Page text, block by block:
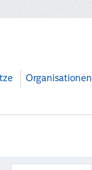
Organisationen